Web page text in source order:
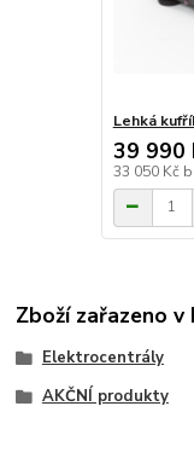
Lehká
39 990
33 050 Kč
Zboží zařazeno
Elektrocentrály
AKČNÍ produkty